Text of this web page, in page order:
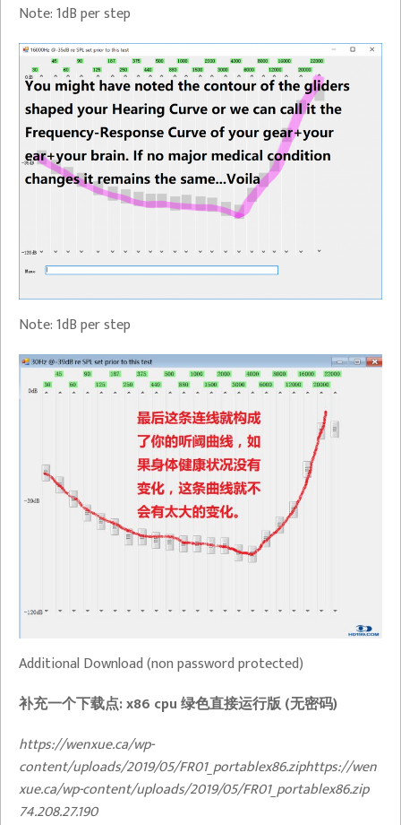
Note: 1dB per step
Note: 1dB per step
Additional Download (non password protected)
补充一个下载点: x86 cpu 绿色直接运行版 (无密码)
https://wenxue.ca/wp-
content/uploads/2019/05/FR01_portablex86.ziphttps://wen
xue.ca/wp-content/uploads/2019/05/FR01_portablex86.zip​
74.208.27.190